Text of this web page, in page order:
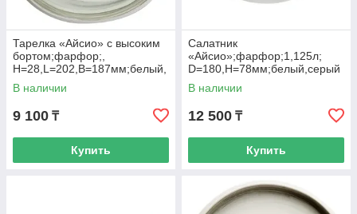
Тарелка «Айсио» с высоким
бортом;фарфор;,
H=28,L=202,B=187мм;белый,
серый
В наличии
9 100 ₸
Купить
Салатник
«Айсио»;фарфор;1,125л;
D=180,H=78мм;белый,серый
В наличии
12 500 ₸
Купить